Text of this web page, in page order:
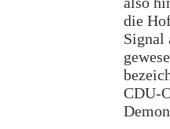
die
Signal
CDU-